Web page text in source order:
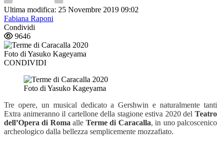
Ultima modifica: 25 Novembre 2019 09:02
Fabiana Raponi
Condividi
9646
Foto di Yasuko Kageyama
CONDIVIDI
Foto di Yasuko Kageyama
Tre opere, un musical dedicato a Gershwin e naturalmente tanti
Extra animeranno il cartellone della stagione estiva 2020 del Teatro
dell’Opera di Roma alle Terme di Caracalla, in uno palcoscenico
archeologico dalla bellezza semplicemente mozzafiato.